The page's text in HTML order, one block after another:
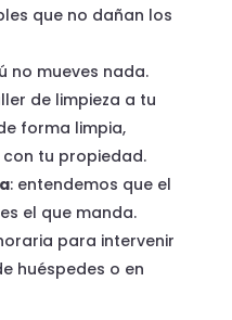
que no dañan los
no mueves nada.
de limpieza a tu
forma limpia,
tu propiedad.
: entendemos que el
el que manda.
para intervenir
huéspedes o en